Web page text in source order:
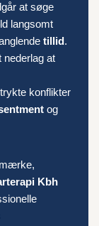
at søge
langsomt
tillid.
nederlag at
konflikter
og
Kbh